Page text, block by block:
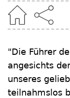
"Die Führer
angesichts
unseres
teilnahmslos